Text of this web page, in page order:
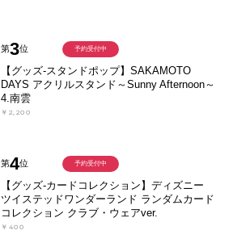
第3位
【グッズ-スタンドポップ】SAKAMOTO
DAYS アクリルスタンド～Sunny Afternoon～
4.南雲
￥2,200
予約受付中
第4位
【グッズ-カードコレクション】ディズニー
ツイステッドワンダーランド ランダムカード
コレクション クラブ・ウェアver.
￥400
予約受付中